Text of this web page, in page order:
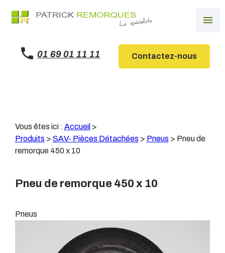
menu
01 69 01 11 11 Contactez-nous
Vous êtes ici : Accueil >
Produits > SAV- Pièces Détachées > Pneus > Pneu de
remorque 450 x 10
Pneu de remorque 450 x 10
Pneus